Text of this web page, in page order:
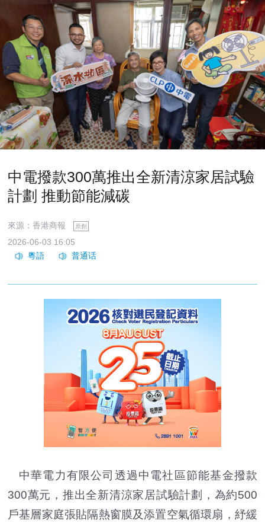
中電撥款300萬推出全新清涼家居試驗
計劃 推動節能減碳
來源：香港商報 原創
2026-06-03 16:05
中華電力有限公司透過中電社區節能基金撥款
300萬元，推出全新清涼家居試驗計劃，為約500
戶基層家庭張貼隔熱窗膜及添置空氣循環扇，紓緩